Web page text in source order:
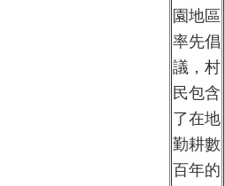
園地區
率先倡
議，村
民包含
了在地
勤耕數
百年的